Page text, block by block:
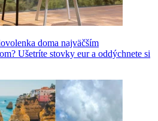
doma najväčším
Ušetríte stovky eur a oddýchnete si